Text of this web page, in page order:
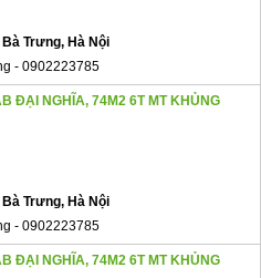
Trưng, Hà Nội
- 0902223785
ĐẠI NGHĨA, 74M2 6T MT KHỦNG
Trưng, Hà Nội
- 0902223785
ĐẠI NGHĨA, 74M2 6T MT KHỦNG